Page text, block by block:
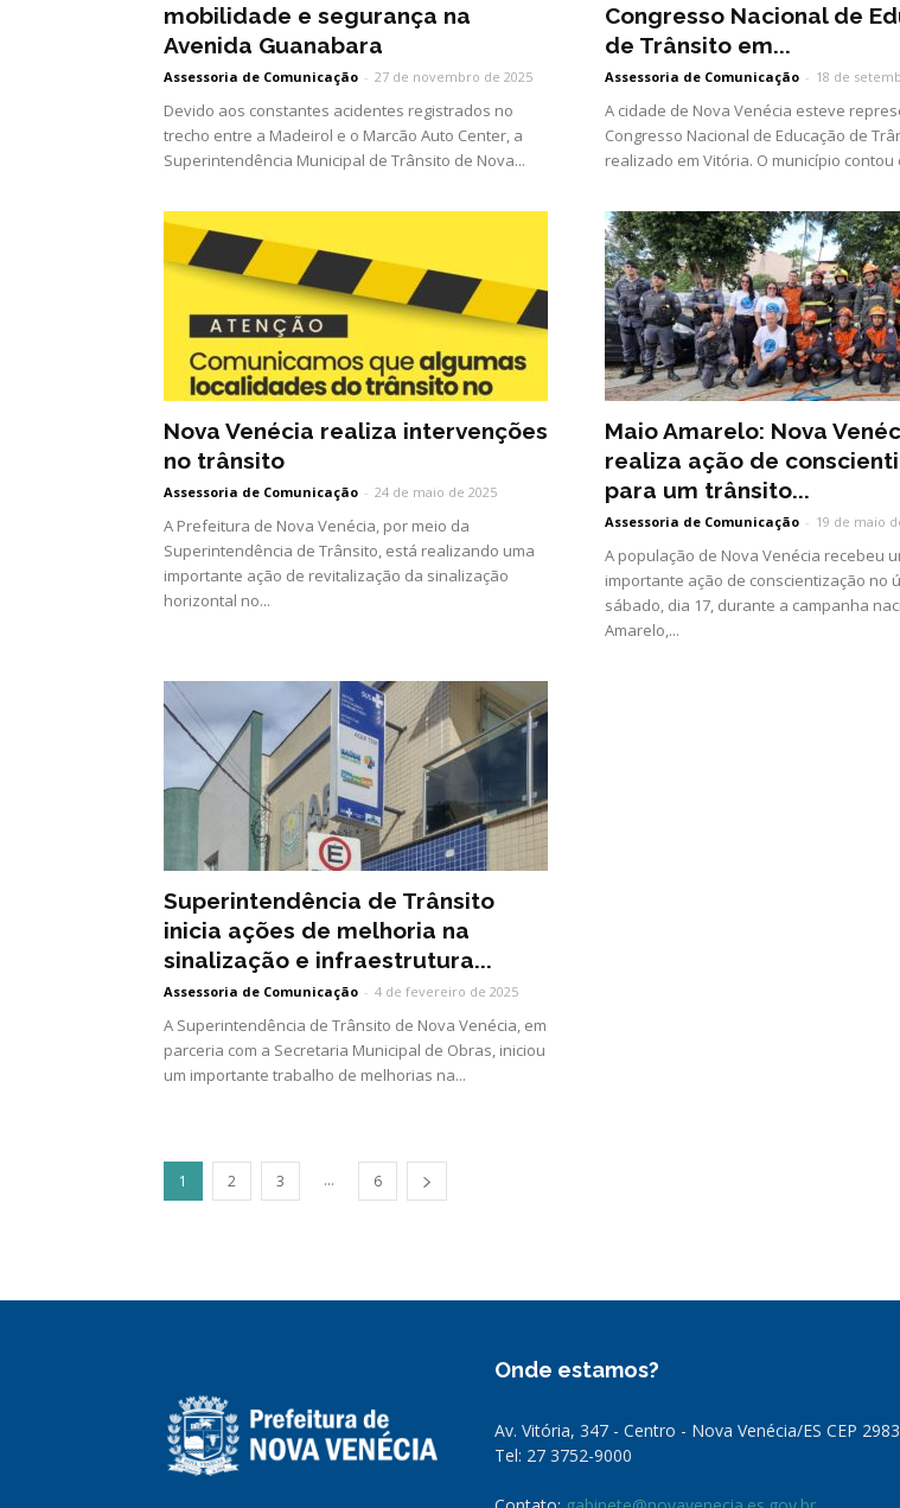
mobilidade e segurança na
Avenida Guanabara
Assessoria de Comunicação - 27 de novembro de 2025
Devido aos constantes acidentes registrados no
trecho entre a Madeirol e o Marcão Auto Center, a
Superintendência Municipal de Trânsito de Nova...
Congresso Nacional de
de Trânsito em...
Assessoria de Comunicação - 18 de
A cidade de Nova Venécia esteve
Congresso Nacional de Educação de
realizado em Vitória. O município contou
Nova Venécia realiza intervenções
no trânsito
Assessoria de Comunicação - 24 de maio de 2025
A Prefeitura de Nova Venécia, por meio da
Superintendência de Trânsito, está realizando uma
importante ação de revitalização da sinalização
horizontal no...
Maio Amarelo: Nova
realiza ação de
para um trânsito...
Assessoria de Comunicação - 19 de maio
A população de Nova Venécia recebeu
importante ação de conscientização no
sábado, dia 17, durante a campanha
Amarelo,...
Superintendência de Trânsito
inicia ações de melhoria na
sinalização e infraestrutura...
Assessoria de Comunicação - 4 de fevereiro de 2025
A Superintendência de Trânsito de Nova Venécia, em
parceria com a Secretaria Municipal de Obras, iniciou
um importante trabalho de melhorias na...
1 2 3 ... 6
Onde estamos?
Av. Vitória, 347 - Centro - Nova Venécia/ES CEP
Tel: 27 3752-9000